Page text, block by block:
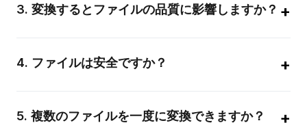
ルや多数のファイルのバッチ処理には、拡張制限と高速処理の
3. 変換するとファイルの品質に影響しますか？ +
を維持します。PNGなどの可逆フォーマットでは、品質は完全
4. ファイルは安全ですか？ +
ます。ファイルは安全に処理され、変換後にサーバーから自動
5. 複数のファイルを一度に変換できますか？ +